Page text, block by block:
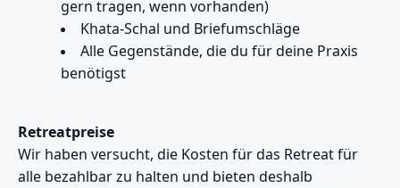
gern tragen, wenn vorhanden)
Khata-Schal und Briefumschläge
Alle Gegenstände, die du für deine Praxis
benötigst
Retreatpreise
Wir haben versucht, die Kosten für das Retreat für
alle bezahlbar zu halten und bieten deshalb